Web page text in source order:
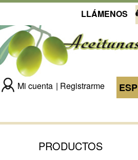
LLÁMENOS
Mi cuenta Registrarme ESP
PRODUCTOS